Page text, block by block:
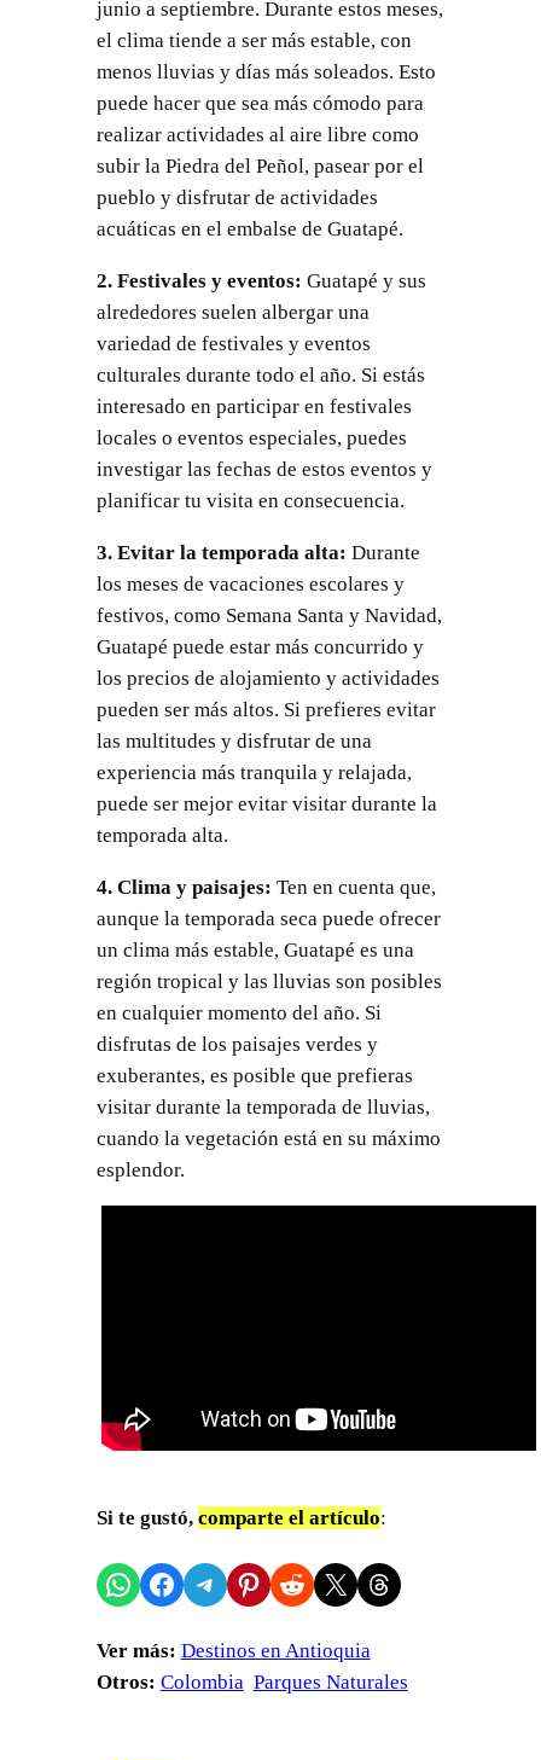
junio a septiembre. Durante estos meses,
el clima tiende a ser más estable, con
menos lluvias y días más soleados. Esto
puede hacer que sea más cómodo para
realizar actividades al aire libre como
subir la Piedra del Peñol, pasear por el
pueblo y disfrutar de actividades
acuáticas en el embalse de Guatapé.
2. Festivales y eventos: Guatapé y sus
alrededores suelen albergar una
variedad de festivales y eventos
culturales durante todo el año. Si estás
interesado en participar en festivales
locales o eventos especiales, puedes
investigar las fechas de estos eventos y
planificar tu visita en consecuencia.
3. Evitar la temporada alta: Durante
los meses de vacaciones escolares y
festivos, como Semana Santa y Navidad,
Guatapé puede estar más concurrido y
los precios de alojamiento y actividades
pueden ser más altos. Si prefieres evitar
las multitudes y disfrutar de una
experiencia más tranquila y relajada,
puede ser mejor evitar visitar durante la
temporada alta.
4. Clima y paisajes: Ten en cuenta que,
aunque la temporada seca puede ofrecer
un clima más estable, Guatapé es una
región tropical y las lluvias son posibles
en cualquier momento del año. Si
disfrutas de los paisajes verdes y
exuberantes, es posible que prefieras
visitar durante la temporada de lluvias,
cuando la vegetación está en su máximo
esplendor.
Si te gustó, comparte el artículo:
Compartir en WhatsApp
Compartir en Facebook
Compartir en Telegram
Compartir en Pinterest
Compartir en Reddit
Compartir en X Share on Threads
Ver más: Destinos en Antioquia
Otros: Colombia Parques Naturales